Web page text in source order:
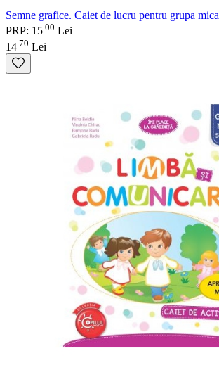
Semne grafice. Caiet de lucru pentru grupa mica
PRP: 15 00 Lei
14 70 Lei